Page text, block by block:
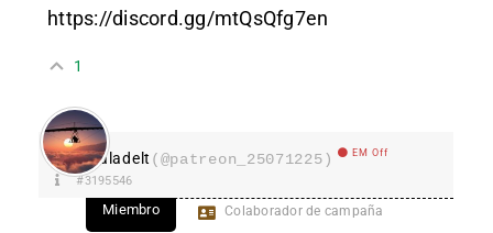
https://discord.gg/mtQsQfg7en
1
aladelt (@patreon_25071225) EM Off
#3195546
Miembro Colaborador de campaña